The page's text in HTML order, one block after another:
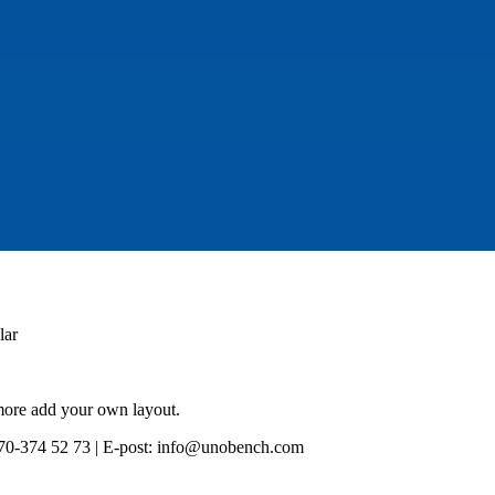
add your own layout.
374 52 73 | E-post: info@unobench.com